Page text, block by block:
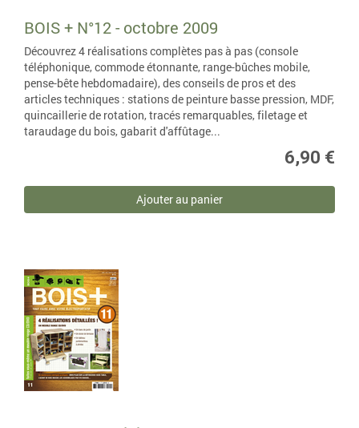
BOIS + N°12 - octobre 2009
Découvrez 4 réalisations complètes pas à pas (console
téléphonique, commode étonnante, range-bûches mobile,
pense-bête hebdomadaire), des conseils de pros et des
articles techniques : stations de peinture basse pression, MDF,
quincaillerie de rotation, tracés remarquables, filetage et
taraudage du bois, gabarit d'affûtage...
6,90 €
Ajouter au panier